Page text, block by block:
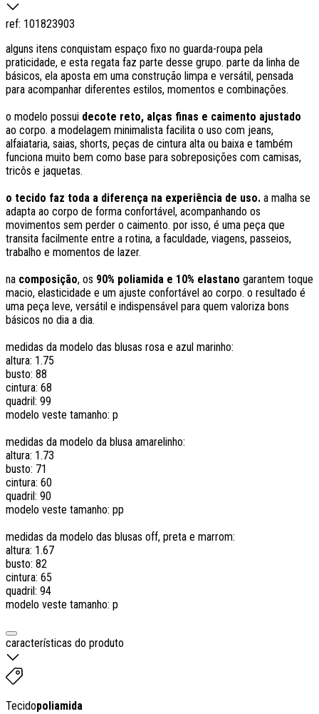
ref: 101823903
alguns itens conquistam espaço fixo no guarda-roupa pela
praticidade, e esta regata faz parte desse grupo. parte da linha de
básicos, ela aposta em uma construção limpa e versátil, pensada
para acompanhar diferentes estilos, momentos e combinações.
o modelo possui decote reto, alças finas e caimento ajustado
ao corpo. a modelagem minimalista facilita o uso com jeans,
alfaiataria, saias, shorts, peças de cintura alta ou baixa e também
funciona muito bem como base para sobreposições com camisas,
tricôs e jaquetas.
o tecido faz toda a diferença na experiência de uso. a malha se
adapta ao corpo de forma confortável, acompanhando os
movimentos sem perder o caimento. por isso, é uma peça que
transita facilmente entre a rotina, a faculdade, viagens, passeios,
trabalho e momentos de lazer.
na composição, os 90% poliamida e 10% elastano garantem toque
macio, elasticidade e um ajuste confortável ao corpo. o resultado é
uma peça leve, versátil e indispensável para quem valoriza bons
básicos no dia a dia.
medidas da modelo das blusas rosa e azul marinho:
altura: 1.75
busto: 88
cintura: 68
quadril: 99
modelo veste tamanho: p
medidas da modelo da blusa amarelinho:
altura: 1.73
busto: 71
cintura: 60
quadril: 90
modelo veste tamanho: pp
medidas da modelo das blusas off, preta e marrom:
altura: 1.67
busto: 82
cintura: 65
quadril: 94
modelo veste tamanho: p
características do produto
Tecidopoliamida